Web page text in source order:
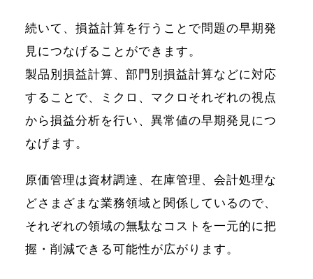
続いて、損益計算を行うことで問題の早期発
見につなげることができます。
製品別損益計算、部門別損益計算などに対応
することで、ミクロ、マクロそれぞれの視点
から損益分析を行い、異常値の早期発見につ
なげます。
原価管理は資材調達、在庫管理、会計処理な
どさまざまな業務領域と関係しているので、
それぞれの領域の無駄なコストを一元的に把
握・削減できる可能性が広がります。